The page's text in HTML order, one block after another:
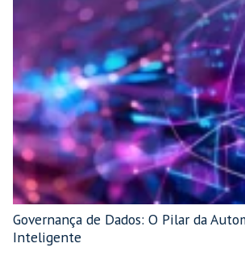
Governança de Dados: O Pilar da
Inteligente